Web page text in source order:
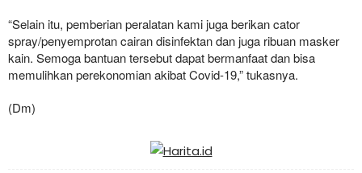
“Selain itu, pemberian peralatan kami juga berikan cator
spray/penyemprotan cairan disinfektan dan juga ribuan masker
kain. Semoga bantuan tersebut dapat bermanfaat dan bisa
memulihkan perekonomian akibat Covid-19,” tukasnya.
(Dm)